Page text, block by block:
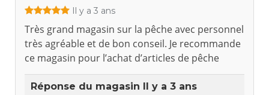
Il y a 3 ans
Très grand magasin sur la pêche avec personnel
très agréable et de bon conseil. Je recommande
ce magasin pour l’achat d’articles de pêche
Réponse du magasin Il y a 3 ans